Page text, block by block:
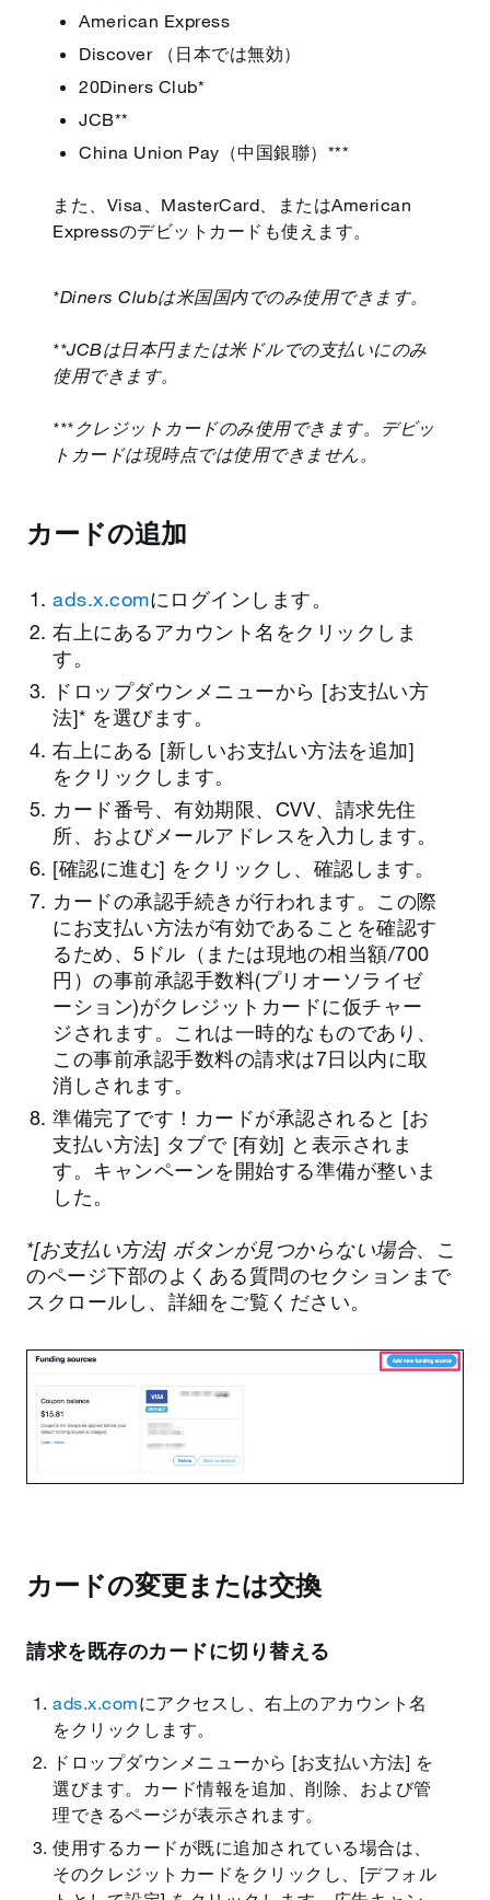
American Express
Discover （日本では無効）
20Diners Club*
JCB**
China Union Pay（中国銀聯）***
また、Visa、MasterCard、またはAmerican
Expressのデビットカードも使えます。
*Diners Clubは米国国内でのみ使用できます。
**JCBは日本円または米ドルでの支払いにのみ
使用できます。
***クレジットカードのみ使用できます。デビッ
トカードは現時点では使用できません。
カードの追加
ads.x.comにログインします。
右上にあるアカウント名をクリックしま
す。
ドロップダウンメニューから [お支払い方
法]* を選びます。
右上にある [新しいお支払い方法を追加]
をクリックします。
カード番号、有効期限、CVV、請求先住
所、およびメールアドレスを入力します。
[確認に進む] をクリックし、確認します。
カードの承認手続きが行われます。この際
にお支払い方法が有効であることを確認す
るため、5ドル（または現地の相当額/700
円）の事前承認手数料(プリオーソライゼ
ーション)がクレジットカードに仮チャー
ジされます。これは一時的なものであり、
この事前承認手数料の請求は7日以内に取
消しされます。
準備完了です！カードが承認されると [お
支払い方法] タブで [有効] と表示されま
す。キャンペーンを開始する準備が整いま
した。
*[お支払い方法] ボタンが見つからない場合、こ
のページ下部のよくある質問のセクションまで
スクロールし、詳細をご覧ください。
カードの変更または交換
請求を既存のカードに切り替える
ads.x.comにアクセスし、右上のアカウント名
をクリックします。
ドロップダウンメニューから [お支払い方法] を
選びます。カード情報を追加、削除、および管
理できるページが表示されます。
使用するカードが既に追加されている場合は、
そのクレジットカードをクリックし、[デフォル